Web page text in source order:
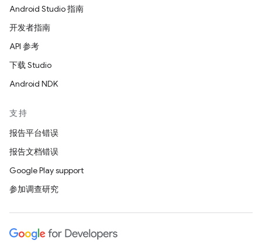
Android Studio 指南
开发者指南
API 参考
下载 Studio
Android NDK
支持
报告平台错误
报告文档错误
Google Play support
参加调查研究